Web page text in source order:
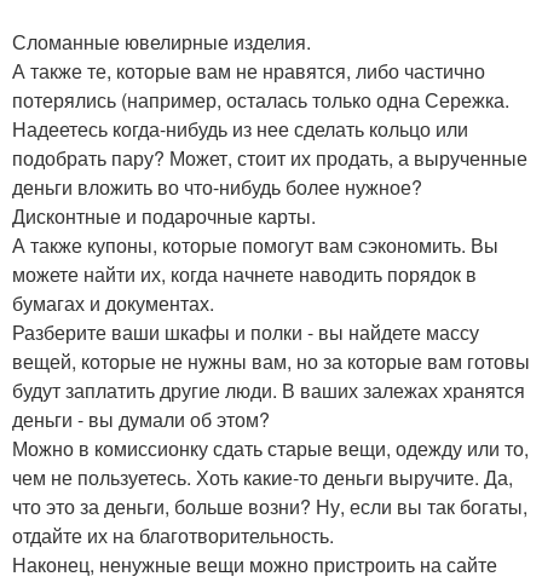
Сломанные ювелирные изделия.
А также те, которые вам не нравятся, либо частично
потерялись (например, осталась только одна Сережка.
Надеетесь когда-нибудь из нее сделать кольцо или
подобрать пару? Может, стоит их продать, а вырученные
деньги вложить во что-нибудь более нужное?
Дисконтные и подарочные карты.
А также купоны, которые помогут вам сэкономить. Вы
можете найти их, когда начнете наводить порядок в
бумагах и документах.
Разберите ваши шкафы и полки - вы найдете массу
вещей, которые не нужны вам, но за которые вам готовы
будут заплатить другие люди. В ваших залежах хранятся
деньги - вы думали об этом?
Можно в комиссионку сдать старые вещи, одежду или то,
чем не пользуетесь. Хоть какие-то деньги выручите. Да,
что это за деньги, больше возни? Ну, если вы так богаты,
отдайте их на благотворительность.
Наконец, ненужные вещи можно пристроить на сайте